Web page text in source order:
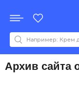
Все бренды
0-9ABCDEFGHIJKLM
Архив сайта